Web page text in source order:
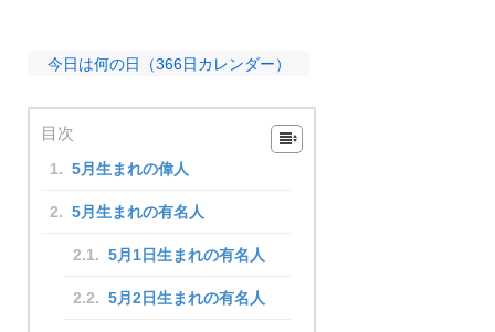
今日は何の日（366日カレンダー）
目次
5月生まれの偉人
5月生まれの有名人
5月1日生まれの有名人
5月2日生まれの有名人